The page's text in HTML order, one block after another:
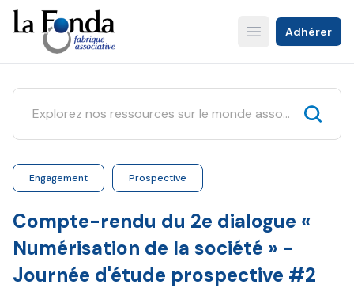
Aller
au
contenu
principal
Open main menu
Adhérer
Engagement Prospective
Compte-rendu du 2e dialogue «
Numérisation de la société » -
Journée d'étude prospective #2